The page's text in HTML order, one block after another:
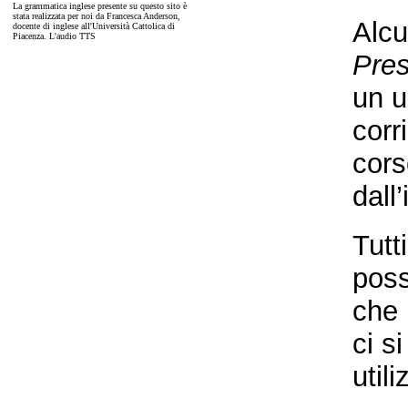
La grammatica inglese presente su questo sito è
stata realizzata per noi da Francesca Anderson,
docente di inglese all'Università Cattolica di
Piacenza. L'audio TTS
un
che
ci